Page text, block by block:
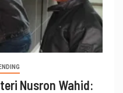
Nusron Wahid: